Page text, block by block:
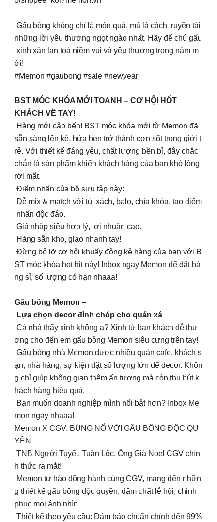
Gấu bông không chỉ là món quà, mà là cách truyền tải
những lời yêu thương ngọt ngào nhất. Hãy để chú gấu
xinh xắn lan toả niềm vui và yêu thương trong năm m
ới!
#Memon #gaubong #sale #newyear
BST MÓC KHÓA MỚI TOANH – CƠ HỘI HỐT
KHÁCH VỀ TAY!
Hàng mới cập bến! BST móc khóa mới từ Memon đã
sẵn sàng lên kệ, hứa hẹn trở thành cơn sốt trong giới t
rẻ. Với thiết kế đáng yêu, chất lượng bền bỉ, đây chắc
chắn là sản phẩm khiến khách hàng của bạn khó lòng
rời mắt.
Điểm nhấn của bộ sưu tập này:
Dễ mix & match với túi xách, balo, chìa khóa, tạo điểm
nhấn độc đáo.
Giá nhập siêu hợp lý, lợi nhuận cao.
Hàng sẵn kho, giao nhanh tay!
Đừng bỏ lỡ cơ hội khuấy động kệ hàng của bạn với B
ST móc khóa hot hit này! Inbox ngay Memon để đặt hà
ng sỉ, số lượng có hạn nhaaa!
Gấu bông Memon –
Lựa chọn decor đỉnh chóp cho quán xá
Cả nhà thấy xinh không ạ? Xinh từ bạn khách dễ thư
ơng cho đến em gấu bông Memon siêu cưng trên tay!
Gấu bông nhà Memon được nhiều quán cafe, khách s
ạn, nhà hàng, sự kiện đặt số lượng lớn để decor. Khôn
g chỉ giúp không gian thêm ấn tượng mà còn thu hút k
hách hàng hiệu quả.
Bạn muốn doanh nghiệp mình nổi bật hơn? Inbox Me
mon ngay nhaaa!
Memon X CGV: BÙNG NỔ VỚI GẤU BÔNG ĐỘC QU
YỀN
TNB Người Tuyết, Tuần Lộc, Ông Già Noel CGV chín
h thức ra mắt!
Memon tự hào đồng hành cùng CGV, mang đến nhữn
g thiết kế gấu bông độc quyền, đậm chất lễ hội, chinh
phục mọi ánh nhìn.
Thiết kế theo yêu cầu: Đảm bảo chuẩn chỉnh đến 99%